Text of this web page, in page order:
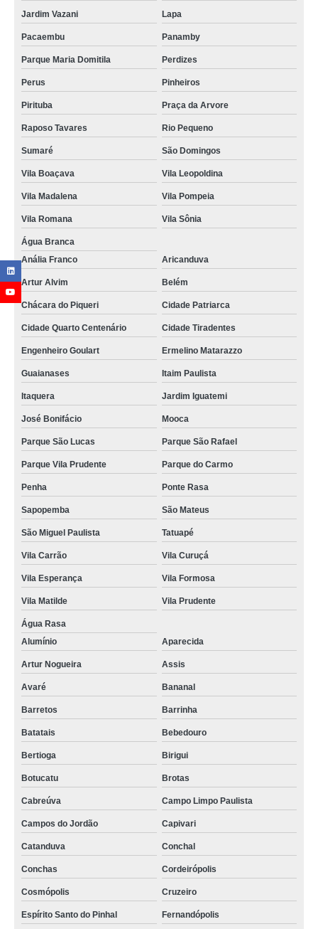
Jardim Vazani Lapa
Pacaembu Panamby
Parque Maria Domitila Perdizes
Perus Pinheiros
Pirituba Praça da Arvore
Raposo Tavares Rio Pequeno
Sumaré São Domingos
Vila Boaçava Vila Leopoldina
Vila Madalena Vila Pompeia
Vila Romana Vila Sônia
Água Branca
Anália Franco
Aricanduva
Artur Alvim Belém
Chácara do Piqueri Cidade Patriarca
Cidade Quarto Centenário Cidade Tiradentes
Engenheiro Goulart Ermelino Matarazzo
Guaianases Itaim Paulista
Itaquera Jardim Iguatemi
José Bonifácio Mooca
Parque São Lucas Parque São Rafael
Parque Vila Prudente Parque do Carmo
Penha Ponte Rasa
Sapopemba São Mateus
São Miguel Paulista Tatuapé
Vila Carrão Vila Curuçá
Vila Esperança Vila Formosa
Vila Matilde Vila Prudente
Água Rasa
Alumínio
Aparecida
Artur Nogueira Assis
Avaré Bananal
Barretos Barrinha
Batatais Bebedouro
Bertioga Birigui
Botucatu Brotas
Cabreúva Campo Limpo Paulista
Campos do Jordão Capivari
Catanduva Conchal
Conchas Cordeirópolis
Cosmópolis Cruzeiro
Espírito Santo do Pinhal Fernandópolis